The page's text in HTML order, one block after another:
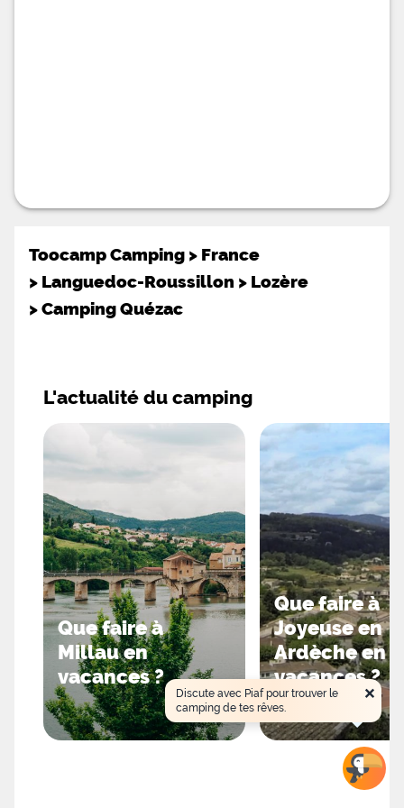
Gorges du
Toocamp Camping > France
> Languedoc-Roussillon > Lozère
>Camping Quézac
L'actualité du camping
Que faire à
Millau en
vacances ?
Que faire à
Joyeuse en
Ardèche en
vacances ?
×
Discute avec Piaf pour trouver le
camping de tes rêves.